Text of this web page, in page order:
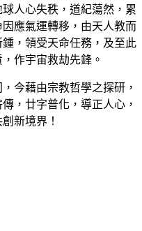
人心失秩，道紀蕩然，累
應氣運轉移，由天人教而
，領受天命任務，及至此
作宇宙救劫先鋒。
藉由宗教哲學之探研，
，廿字普化，導正人心，
新境界！